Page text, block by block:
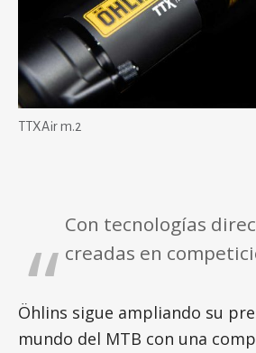
TTXAir m.2
Con tecnologías
creadas en
Öhlins sigue ampliando su
mundo del MTB con una